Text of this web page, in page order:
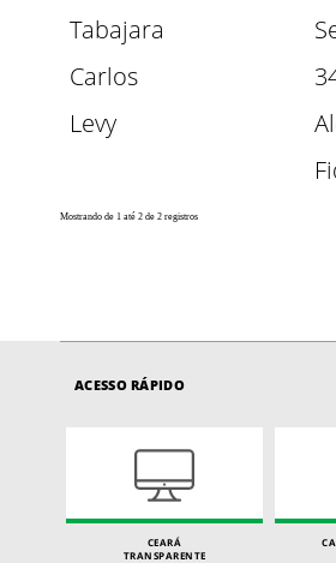
Tabajara
Carlos
Levy
Mostrando de 1 até 2 de 2 registros
ACESSO RÁPIDO
CEARÁ
TRANSPARENTE